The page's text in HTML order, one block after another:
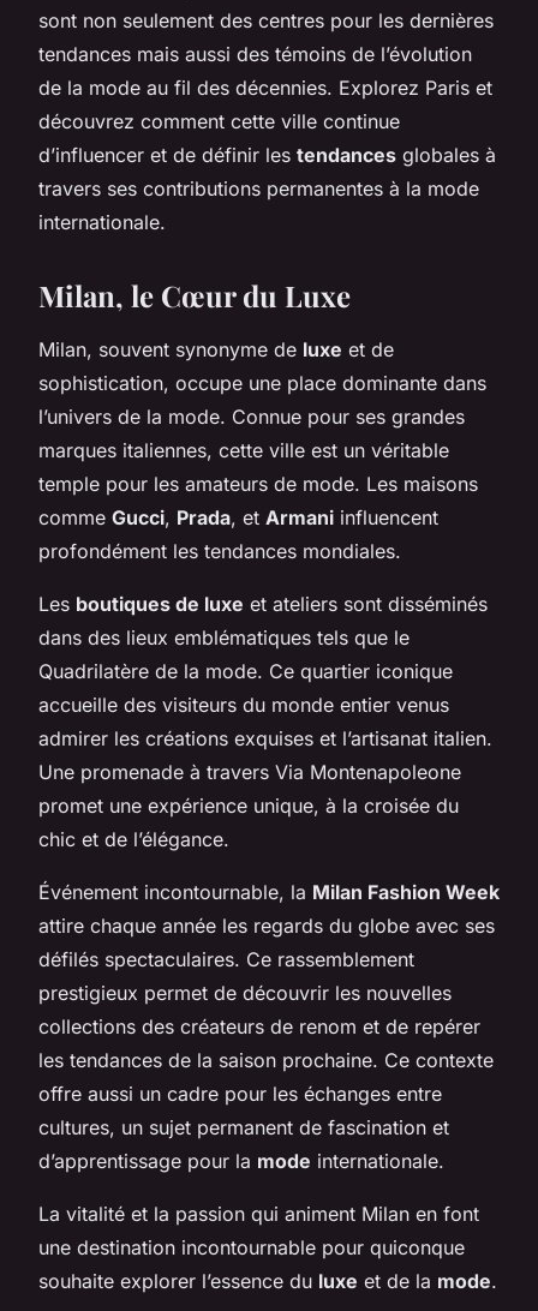
sont non seulement des centres pour les dernières
tendances mais aussi des témoins de l’évolution
de la mode au fil des décennies. Explorez Paris et
découvrez comment cette ville continue
d’influencer et de définir les tendances globales à
travers ses contributions permanentes à la mode
internationale.
Milan, le Cœur du Luxe
Milan, souvent synonyme de luxe et de
sophistication, occupe une place dominante dans
l’univers de la mode. Connue pour ses grandes
marques italiennes, cette ville est un véritable
temple pour les amateurs de mode. Les maisons
comme Gucci, Prada, et Armani influencent
profondément les tendances mondiales.
Les boutiques de luxe et ateliers sont disséminés
dans des lieux emblématiques tels que le
Quadrilatère de la mode. Ce quartier iconique
accueille des visiteurs du monde entier venus
admirer les créations exquises et l’artisanat italien.
Une promenade à travers Via Montenapoleone
promet une expérience unique, à la croisée du
chic et de l’élégance.
Événement incontournable, la Milan Fashion Week
attire chaque année les regards du globe avec ses
défilés spectaculaires. Ce rassemblement
prestigieux permet de découvrir les nouvelles
collections des créateurs de renom et de repérer
les tendances de la saison prochaine. Ce contexte
offre aussi un cadre pour les échanges entre
cultures, un sujet permanent de fascination et
d’apprentissage pour la mode internationale.
La vitalité et la passion qui animent Milan en font
une destination incontournable pour quiconque
souhaite explorer l’essence du luxe et de la mode.